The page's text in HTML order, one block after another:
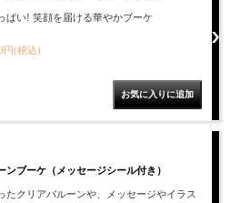
ぱい! 笑顔を届ける華やかブーケ
円(税込)
ンブーケ（メッセージシール付き）
たクリアバルーンや、メッセージやイラス